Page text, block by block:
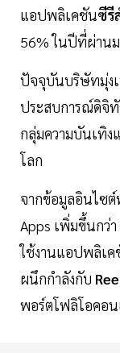
แอปพลิเคชันซีรี
56% ในปีที่ผ่าน
ปัจจุบันบริษัทมุ่งเ
ประสบการณ์ดิจิ
กลุ่มความบันเทิง
โลก
จากข้อมูลอินไซต์
Apps เพิ่มขึ้นกว่
ใช้งานแอปพลิเค
ผนึกกำลังกับ
พอร์ตโฟลิโอคอ